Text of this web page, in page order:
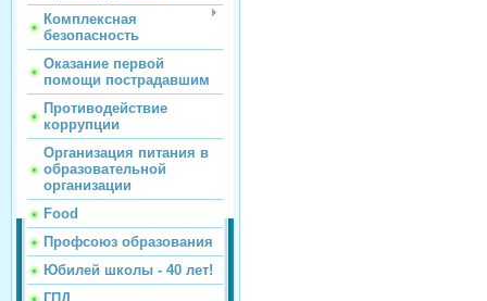
Комплексная
безопасность
Оказание первой
помощи пострадавшим
Противодействие
коррупции
Организация питания в
образовательной
организации
Food
Профсоюз образования
Юбилей школы - 40 лет!